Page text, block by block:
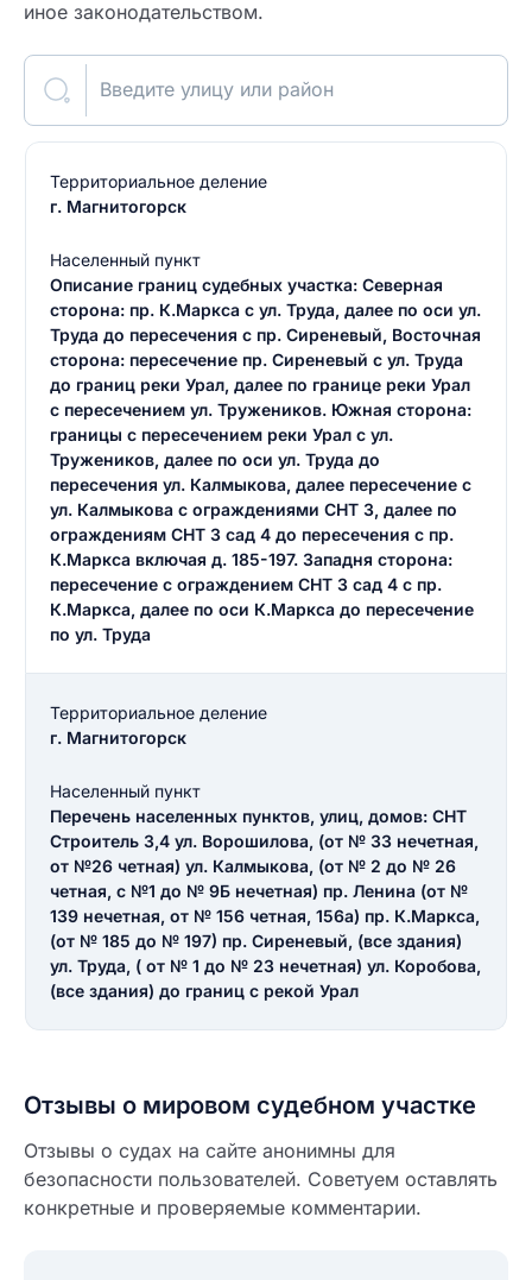
иное законодательством.
Введите улицу или район
Территориальное деление
г. Магнитогорск
Населенный пункт
Описание границ судебных участка: Северная
сторона: пр. К.Маркса с ул. Труда, далее по оси ул.
Труда до пересечения с пр. Сиреневый, Восточная
сторона: пересечение пр. Сиреневый с ул. Труда
до границ реки Урал, далее по границе реки Урал
с пересечением ул. Тружеников. Южная сторона:
границы с пересечением реки Урал с ул.
Тружеников, далее по оси ул. Труда до
пересечения ул. Калмыкова, далее пересечение с
ул. Калмыкова с ограждениями СНТ 3, далее по
ограждениям СНТ 3 сад 4 до пересечения с пр.
К.Маркса включая д. 185-197. Западня сторона:
пересечение с ограждением СНТ 3 сад 4 с пр.
К.Маркса, далее по оси К.Маркса до пересечение
по ул. Труда
Территориальное деление
г. Магнитогорск
Населенный пункт
Перечень населенных пунктов, улиц, домов: СНТ
Строитель 3,4 ул. Ворошилова, (от № 33 нечетная,
от №26 четная) ул. Калмыкова, (от № 2 до № 26
четная, с №1 до № 9Б нечетная) пр. Ленина (от №
139 нечетная, от № 156 четная, 156а) пр. К.Маркса,
(от № 185 до № 197) пр. Сиреневый, (все здания)
ул. Труда, ( от № 1 до № 23 нечетная) ул. Коробова,
(все здания) до границ с рекой Урал
Отзывы о мировом судебном участке
Отзывы о судах на сайте анонимны для
безопасности пользователей. Советуем оставлять
конкретные и проверяемые комментарии.
Введите свое имя